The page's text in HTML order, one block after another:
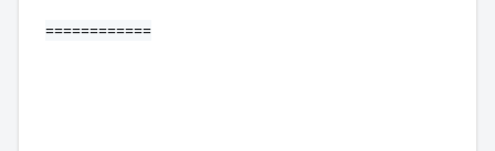
============